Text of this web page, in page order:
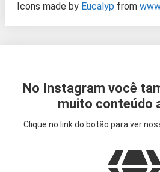
Icons made by Eucalyp from
No Instagram você
muito conteúdo
Clique no link do botão para ver